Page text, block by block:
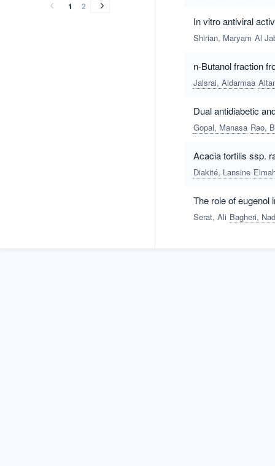
1 2
In vitro antiviral
Shirian, Maryam Al
n-Butanol fraction
Jalsrai, Aldarmaa
Dual antidiabetic
Gopal, Manasa Rao,
Acacia tortilis ssp.
Diakité, Lansine
The role of eugenol
Serat, Ali Bagheri,